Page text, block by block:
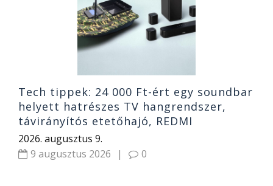
Tech tippek: 24 000 Ft-ért egy soundbar
helyett hatrészes TV hangrendszer,
távirányítós etetőhajó, REDMI
2026. augusztus 9.
9 augusztus 2026
| 0